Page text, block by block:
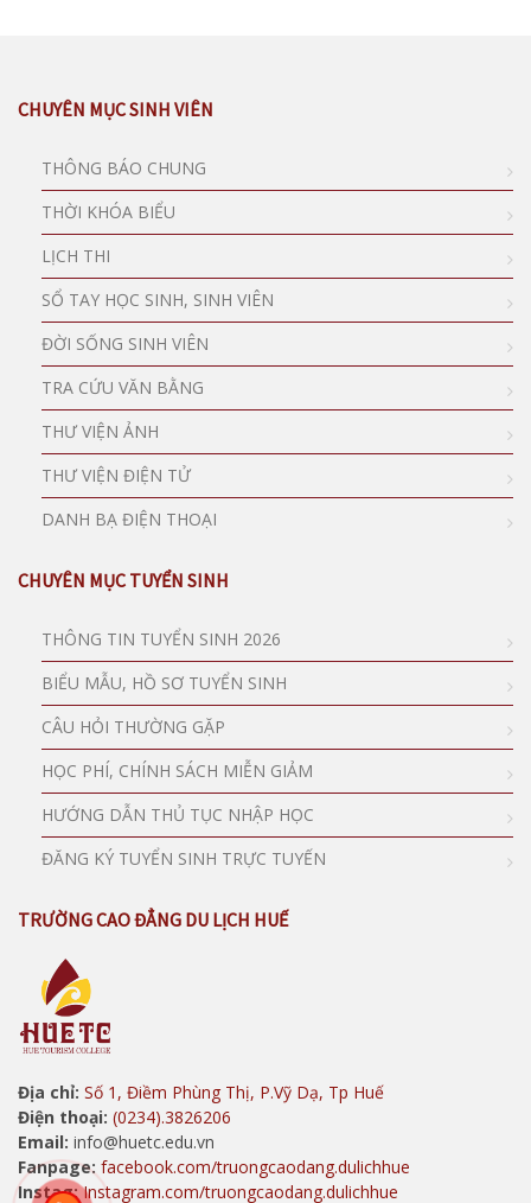
CHUYÊN MỤC SINH VIÊN
THÔNG BÁO CHUNG
THỜI KHÓA BIỂU
LỊCH THI
SỔ TAY HỌC SINH, SINH VIÊN
ĐỜI SỐNG SINH VIÊN
TRA CỨU VĂN BẰNG
THƯ VIỆN ẢNH
THƯ VIỆN ĐIỆN TỬ
DANH BẠ ĐIỆN THOẠI
CHUYÊN MỤC TUYỂN SINH
THÔNG TIN TUYỂN SINH 2026
BIỂU MẪU, HỒ SƠ TUYỂN SINH
CÂU HỎI THƯỜNG GẶP
HỌC PHÍ, CHÍNH SÁCH MIỄN GIẢM
HƯỚNG DẪN THỦ TỤC NHẬP HỌC
ĐĂNG KÝ TUYỂN SINH TRỰC TUYẾN
TRƯỜNG CAO ĐẲNG DU LỊCH HUẾ
Địa chỉ: Số 1, Điềm Phùng Thị, P.Vỹ Dạ, Tp Huế
Điện thoại: (0234).3826206
Email: info@huetc.edu.vn
Fanpage: facebook.com/truongcaodang.dulichhue
Instag:Instagram.com/truongcaodang.dulichhue